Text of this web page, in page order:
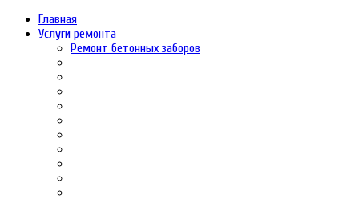
Главная
Услуги ремонта
Ремонт бетонных заборов